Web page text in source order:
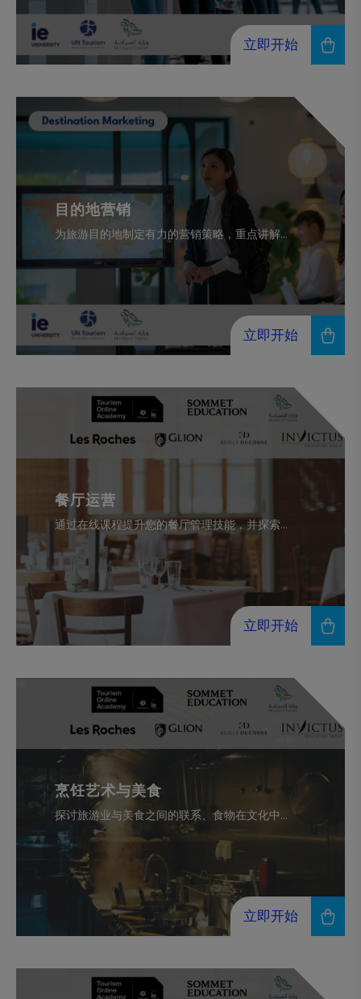
立即开始
目的地营销
为旅游目的地制定有力的营销策略，重点讲解...
立即开始
餐厅运营
通过在线课程提升您的餐厅管理技能，并探索...
立即开始
烹饪艺术与美食
探讨旅游业与美食之间的联系、食物在文化中...
立即开始